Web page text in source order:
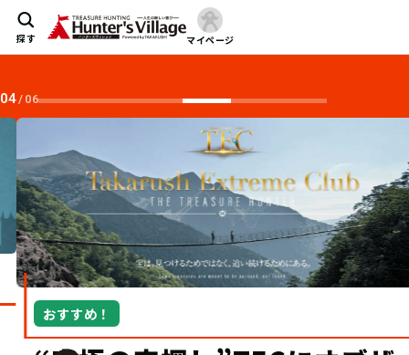
探す マイページ
04/ 06
おすすめ！